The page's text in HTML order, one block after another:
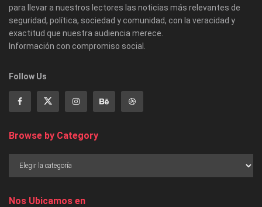
para llevar a nuestros lectores las noticias más relevantes de
seguridad, política, sociedad y comunidad, con la veracidad y
exactitud que nuestra audiencia merece.
Información con compromiso social.
Follow Us
Browse by Category
Nos Ubicamos en